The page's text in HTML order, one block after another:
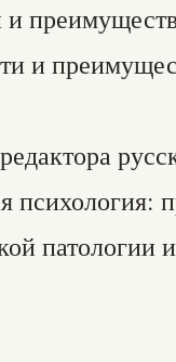
и
психология:
патологии